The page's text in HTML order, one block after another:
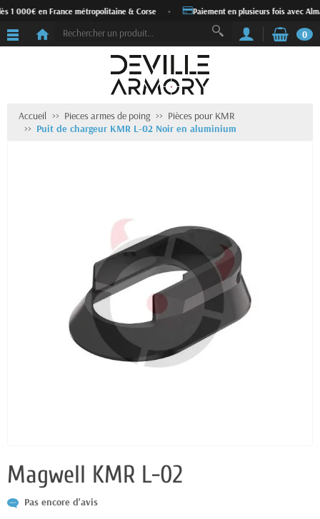
1 000€ en France métropolitaine & Corse Paiement en plusieurs fois avec Alma
0
Accueil Pieces armes de poing
Pièces pour KMR
Puit de chargeur KMR L-02 Noir en aluminium
Magwell KMR L-02
Pas encore d'avis